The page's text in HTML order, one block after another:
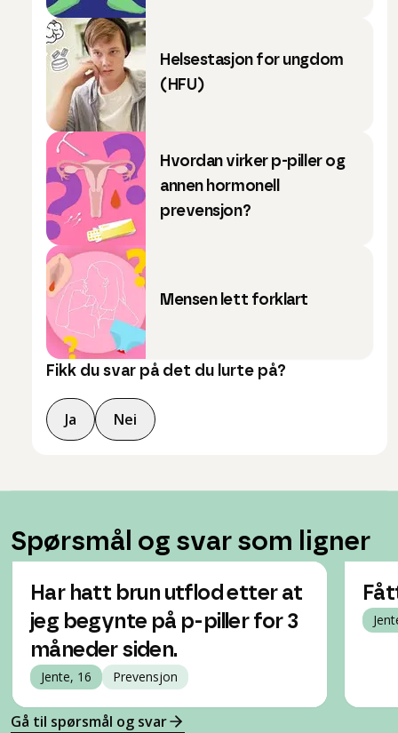
Helsestasjon for ungdom
(HFU)
Hvordan virker p-piller og
annen hormonell
prevensjon?
Mensen lett forklart
Fikk du svar på det du lurte på?
Ja Nei
Spørsmål og svar som ligner
Har hatt brun utflod etter at
jeg begynte på p-piller for 3
måneder siden.
Jente, 16 Prevensjon
Gå til spørsmål og svar